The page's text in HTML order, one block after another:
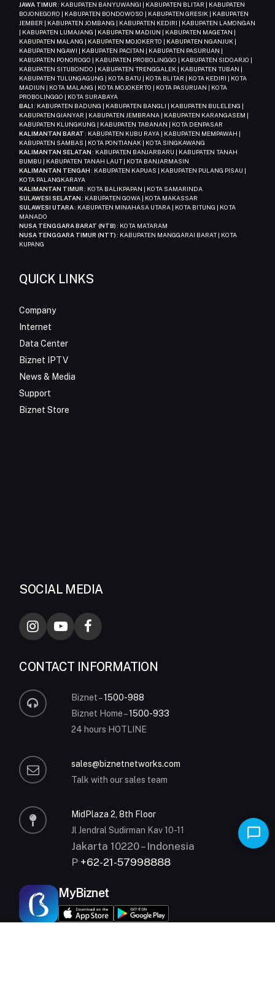
JAWA TIMUR : KABUPATEN BANYUWANGI | KABUPATEN BLITAR | KABUPATEN
BOJONEGORO | KABUPATEN BONDOWOSO | KABUPATEN GRESIK | KABUPATEN
JEMBER | KABUPATEN JOMBANG | KABUPATEN KEDIRI | KABUPATEN LAMONGAN
| KABUPATEN LUMAJANG | KABUPATEN MADIUN | KABUPATEN MAGETAN |
KABUPATEN MALANG | KABUPATEN MOJOKERTO | KABUPATEN NGANJUK |
KABUPATEN NGAWI | KABUPATEN PACITAN | KABUPATEN PASURUAN |
KABUPATEN PONOROGO | KABUPATEN PROBOLINGGO | KABUPATEN SIDOARJO |
KABUPATEN SITUBONDO | KABUPATEN TRENGGALEK | KABUPATEN TUBAN |
KABUPATEN TULUNGAGUNG | KOTA BATU | KOTA BLITAR | KOTA KEDIRI | KOTA
MADIUN | KOTA MALANG | KOTA MOJOKERTO | KOTA PASURUAN | KOTA
PROBOLINGGO | KOTA SURABAYA
BALI : KABUPATEN BADUNG | KABUPATEN BANGLI | KABUPATEN BULELENG |
KABUPATEN GIANYAR | KABUPATEN JEMBRANA | KABUPATEN KARANGASEM |
KABUPATEN KLUNGKUNG | KABUPATEN TABANAN | KOTA DENPASAR
KALIMANTAN BARAT : KABUPATEN KUBU RAYA | KABUPATEN MEMPAWAH |
KABUPATEN SAMBAS | KOTA PONTIANAK | KOTA SINGKAWANG
KALIMANTAN SELATAN : KABUPATEN BANJARBARU | KABUPATEN TANAH
BUMBU | KABUPATEN TANAH LAUT | KOTA BANJARMASIN
KALIMANTAN TENGAH : KABUPATEN KAPUAS | KABUPATEN PULANG PISAU |
KOTA PALANGKARAYA
KALIMANTAN TIMUR : KOTA BALIKPAPAN | KOTA SAMARINDA
SULAWESI SELATAN : KABUPATEN GOWA | KOTA MAKASSAR
SULAWESI UTARA: KABUPATEN MINAHASA UTARA | KOTA BITUNG | KOTA
MANADO
NUSA TENGGARA BARAT (NTB) : KOTA MATARAM
NUSA TENGGARA TIMUR (NTT) : KABUPATEN MANGGARAI BARAT | KOTA
KUPANG
QUICK LINKS
Company
Internet
Data Center
Biznet IPTV
News & Media
Support
Biznet Store
SOCIAL MEDIA
CONTACT INFORMATION
Biznet –1500-988
Biznet Home –1500-933
24 hours HOTLINE
sales@biznetnetworks.com
Talk with our sales team
MidPlaza 2, 8th Floor
Jl Jendral Sudirman Kav 10-11
Jakarta 10220 – Indonesia
P +62-21-57998888
MyBiznet